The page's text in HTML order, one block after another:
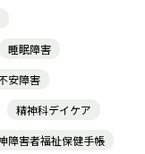
睡眠障害
安障害
精神科デイケア
障害者福祉保健手帳